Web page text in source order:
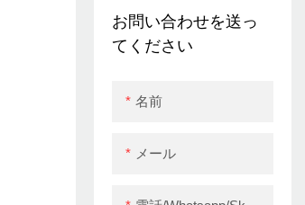
ンターホテルキッチ
ン注文請求書プリン
お問い合わせを送っ
てください
名前
メール